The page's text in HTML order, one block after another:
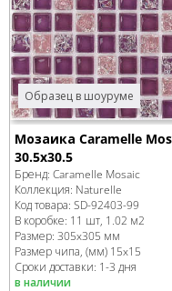
Образец в шоуруме
Мозаика Caramelle
30.5x30.5
Бренд: Caramelle Mosaic
Коллекция: Naturelle
Код товара: SD-92403-99
В коробке: 11 шт, 1.02 м2
Размер: 305x305 мм
Размер чипа, (мм) 15x15
Сроки доставки: 1-3 дня
в наличии